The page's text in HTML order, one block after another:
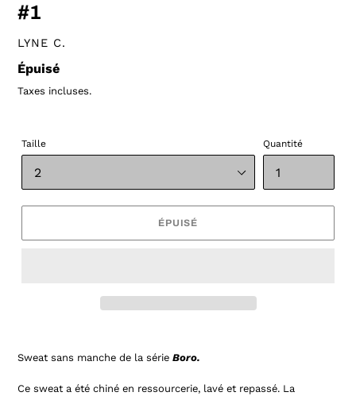
#1
DISTRIBUTEUR
LYNE C.
Prix
normal
Épuisé
Taxes incluses.
Taille Quantité
ÉPUISÉ
Sweat sans manche de la série Boro.
Ce sweat a été chiné en ressourcerie, lavé et repassé. La